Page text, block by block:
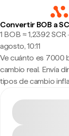
Convertir BOB a
1 BOB ≈ 1,2392
agosto, 10:11
Ve cuánto es 7000
cambio real. Envía
tipos de cambio